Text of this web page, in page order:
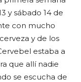
y sábado 14 de
con mucho
y de los
estaba a
que allí nadie
se escucha de